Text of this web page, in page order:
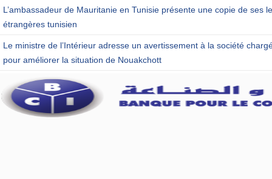
L’ambassadeur de Mauritanie en Tunisie présente une copie de ses
étrangères tunisien
Le ministre de l’Intérieur adresse un avertissement à la société
pour améliorer la situation de Nouakchott